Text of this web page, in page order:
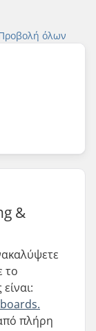
όλων
&
το
πλήρη